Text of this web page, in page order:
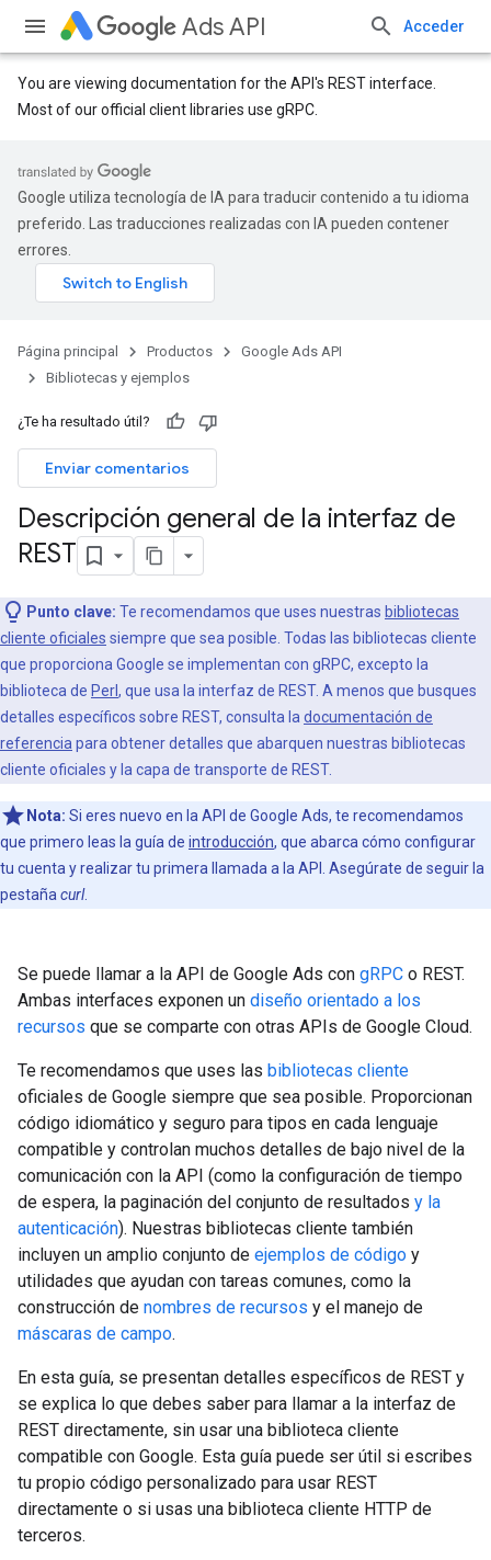
Ads API Acceder
You are viewing documentation for the API's REST interface.
Most of our official client libraries use gRPC.
Google utiliza tecnología de IA para traducir contenido a tu idioma
preferido. Las traducciones realizadas con IA pueden contener
errores.
Página principal Productos
Google Ads API
Bibliotecas y ejemplos
¿Te ha resultado útil?
Enviar comentarios
Descripción general de la interfaz de
REST
Punto clave: Te recomendamos que uses nuestras bibliotecas
cliente oficiales siempre que sea posible. Todas las bibliotecas cliente
que proporciona Google se implementan con gRPC, excepto la
biblioteca de Perl, que usa la interfaz de REST. A menos que busques
detalles específicos sobre REST, consulta la documentación de
referencia para obtener detalles que abarquen nuestras bibliotecas
cliente oficiales y la capa de transporte de REST.
Nota: Si eres nuevo en la API de Google Ads, te recomendamos
que primero leas la guía de introducción, que abarca cómo configurar
tu cuenta y realizar tu primera llamada a la API. Asegúrate de seguir la
pestaña curl.
Se puede llamar a la API de Google Ads con gRPC o REST.
Ambas interfaces exponen un diseño orientado a los
recursos que se comparte con otras APIs de Google Cloud.
Te recomendamos que uses las bibliotecas cliente
oficiales de Google siempre que sea posible. Proporcionan
código idiomático y seguro para tipos en cada lenguaje
compatible y controlan muchos detalles de bajo nivel de la
comunicación con la API (como la configuración de tiempo
de espera, la paginación del conjunto de resultados y la
autenticación). Nuestras bibliotecas cliente también
incluyen un amplio conjunto de ejemplos de código y
utilidades que ayudan con tareas comunes, como la
construcción de nombres de recursos y el manejo de
máscaras de campo.
En esta guía, se presentan detalles específicos de REST y
se explica lo que debes saber para llamar a la interfaz de
REST directamente, sin usar una biblioteca cliente
compatible con Google. Esta guía puede ser útil si escribes
tu propio código personalizado para usar REST
directamente o si usas una biblioteca cliente HTTP de
terceros.